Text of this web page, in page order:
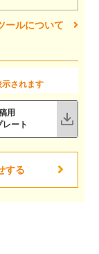
ールについて
されます
用
レート
する